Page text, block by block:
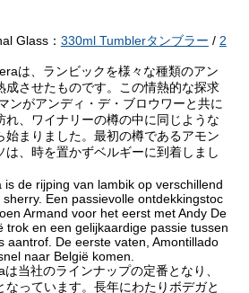
Glass： 330ml Tumblerタンブラー / 2
は、ランビックを様々な種類のアン
成させたものです。この情熱的な探求
ンがアンディ・デ・ブロウワーと共に
れ、ワイナリーの樽の中に同じような
始まりました。最初の樽であるアモン
は、時を置かずベルギーに到着しまし
de rijping van lambik op verschillend
Een passievolle ontdekkingstoc
Armand voor het eerst met Andy De
trok en een gelijkaardige passie tussen
aantrof. De eerste vaten, Amontillado
naar België komen.
当社のラインナップの定番となり、
っています。長年にわたりボデガと